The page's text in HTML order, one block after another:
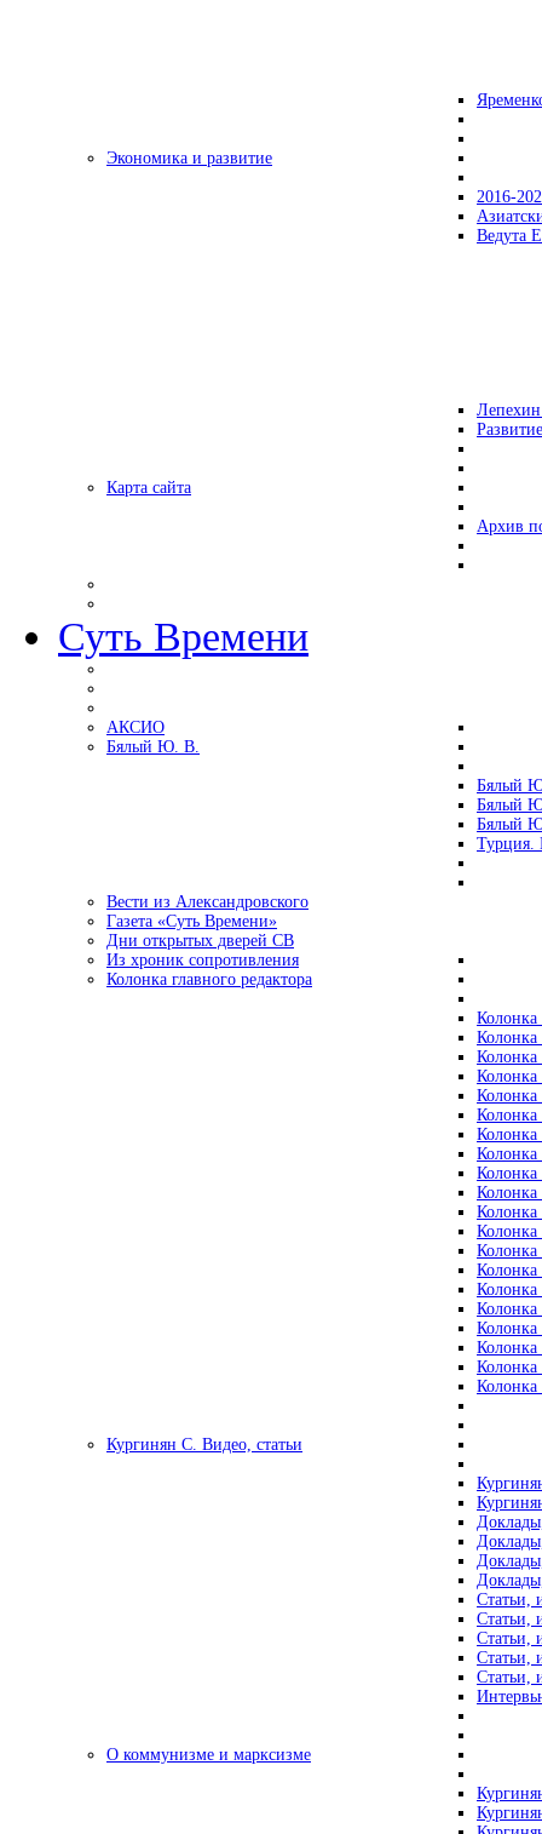
Экономика и развитие
2016-
Ведута
Карта сайта
Архив
Суть Времени
АКСИО
Бялый Ю. В.
Бялый
Бялый
Бялый
Турция.
Вести из Александровского
Газета «Суть Времени»
Дни открытых дверей СВ
Из хроник сопротивления
Колонка главного редактора
Колонка
Колонка
Колонка
Колонка
Колонка
Колонка
Колонка
Колонка
Колонка
Колонка
Колонка
Колонка
Колонка
Колонка
Колонка
Колонка
Колонка
Колонка
Колонка
Колонка
Кургинян С. Видео, статьи
Статьи,
Статьи,
Статьи,
Статьи,
Статьи,
О коммунизме и марксизме